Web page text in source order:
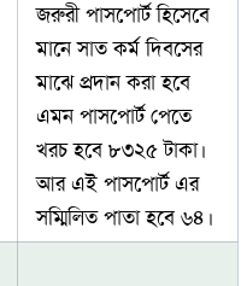
জরুরী পাসপোর্ট হিসেবে
মানে সাত কর্ম দিবসের
মাঝে প্রদান করা হবে
এমন পাসপোর্ট পেতে
খরচ হবে ৮৩২৫ টাকা।
আর এই পাসপোর্ট এর
সম্মিলিত পাতা হবে ৬৪।